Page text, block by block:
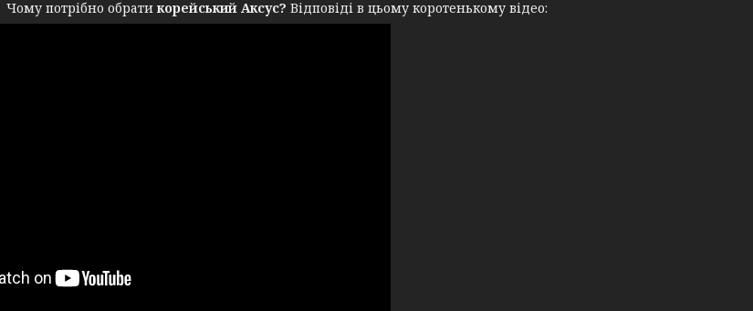
Чому потрібно обратикорейський Аксус? Відповіді в цьому коротенькому відео: